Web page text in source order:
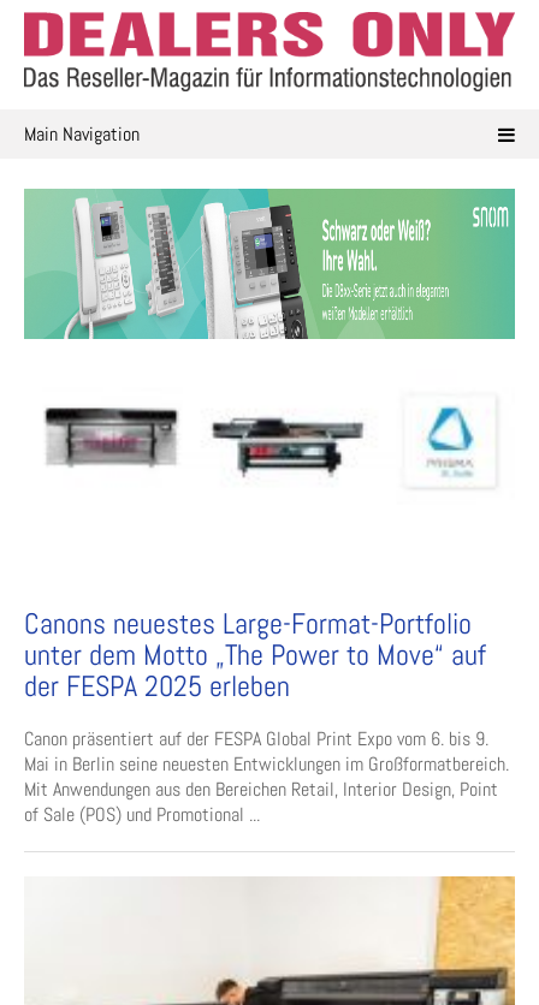
Skip
content
Main Navigation
Canons neuestes Large-Format-Portfolio
unter dem Motto „The Power to Move“ auf
der FESPA 2025 erleben
Canon präsentiert auf der FESPA Global Print Expo vom 6. bis 9.
Mai in Berlin seine neuesten Entwicklungen im Großformatbereich.
Mit Anwendungen aus den Bereichen Retail, Interior Design, Point
of Sale (POS) und Promotional ...